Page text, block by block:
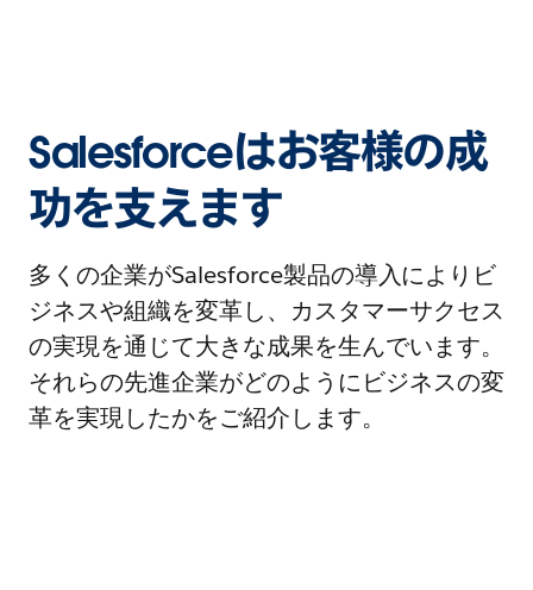
Salesforceはお客様の成
功を支えます
多くの企業がSalesforce製品の導入によりビ
ジネスや組織を変革し、カスタマーサクセス
の実現を通じて大きな成果を生んでいます。
それらの先進企業がどのようにビジネスの変
革を実現したかをご紹介します。